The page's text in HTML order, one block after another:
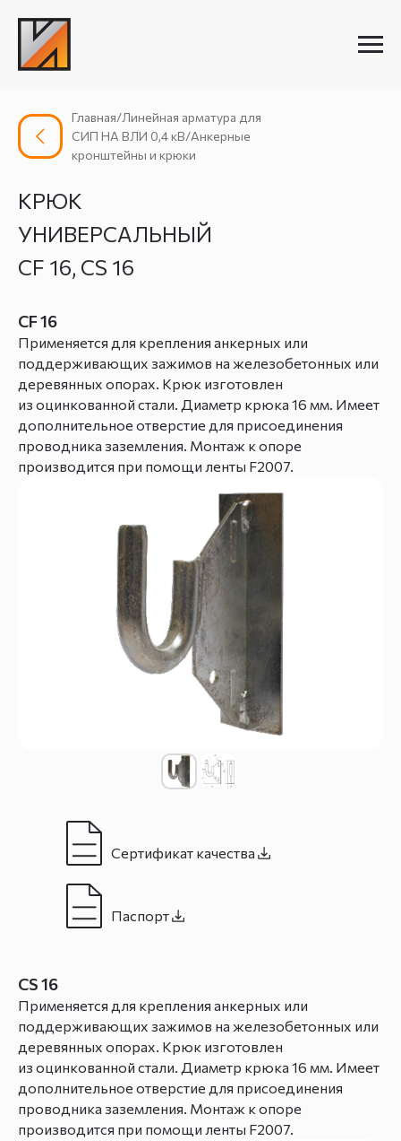
КРЮК
УНИВЕРСАЛЬНЫЙ
CF 16, CS 16
Главная/Линейная арматура для
СИП НА ВЛИ 0,4 кВ/Анкерные
кронштейны и крюки
CF 16
Применяется для крепления анкерных или
поддерживающих зажимов на железобетонных или
деревянных опорах. Крюк изготовлен
из оцинкованной стали. Диаметр крюка 16 мм. Имеет
дополнительное отверстие для присоединения
проводника заземления. Монтаж к опоре
производится при помощи ленты F2007.
Паспорт
Сертификат качества
CS 16
Применяется для крепления анкерных или
поддерживающих зажимов на железобетонных или
деревянных опорах. Крюк изготовлен
из оцинкованной стали. Диаметр крюка 16 мм. Имеет
дополнительное отверстие для присоединения
проводника заземления. Монтаж к опоре
производится при помощи ленты F2007.